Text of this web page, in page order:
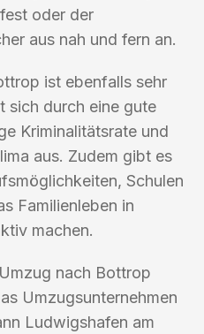
oder der
aus nah und fern an.
ist ebenfalls sehr
sich durch eine gute
Kriminalitätsrate und
aus. Zudem gibt es
Schulen
Familienleben in
machen.
nach Bottrop
Umzugsunternehmen
Ludwigshafen am